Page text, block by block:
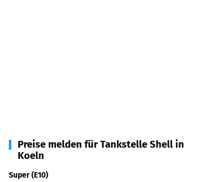
Preise melden für Tankstelle Shell in
Koeln
Super (E10)